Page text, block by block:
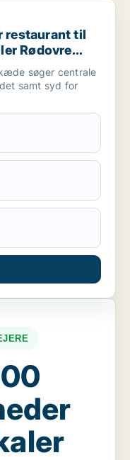
til leje i Glostrup,
restaurant til
Rødovre
søger centrale
samt syd for